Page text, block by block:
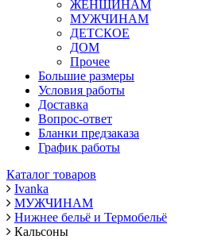
ЖЕНЩИНАМ
МУЖЧИНАМ
ДЕТСКОЕ
ДОМ
Прочее
Большие размеры
Условия работы
Доставка
Вопрос-ответ
Бланки предзаказа
График работы
Каталог товаров
Ivanka
МУЖЧИНАМ
Нижнее бельё и Термобельё
Кальсоны